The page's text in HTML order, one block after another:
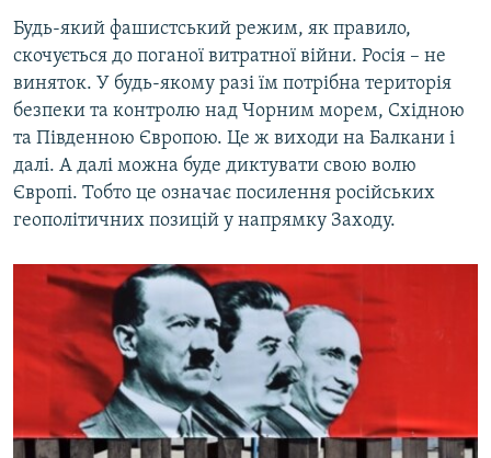
Будь-який фашистський режим, як правило,
скочується до поганої витратної війни. Росія – не
виняток. У будь-якому разі їм потрібна територія
безпеки та контролю над Чорним морем, Східною
та Південною Європою. Це ж виходи на Балкани і
далі. А далі можна буде диктувати свою волю
Європі. Тобто це означає посилення російських
геополітичних позицій у напрямку Заходу.